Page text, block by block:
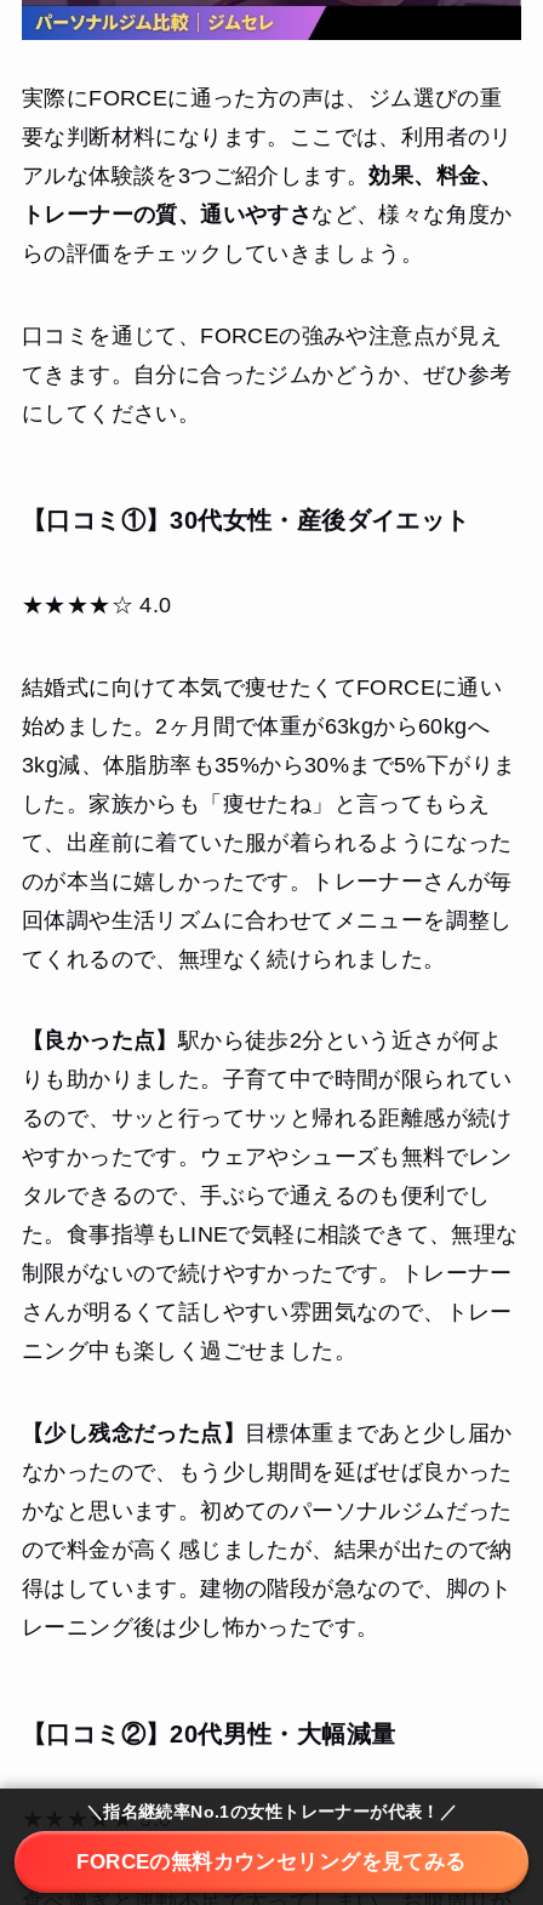
実際にFORCEに通った方の声は、ジム選びの重
要な判断材料になります。ここでは、利用者のリ
アルな体験談を3つご紹介します。効果、料金、
トレーナーの質、通いやすさ など、様々な角度か
らの評価をチェックしていきましょう。
口コミを通じて、FORCEの強みや注意点が見え
てきます。自分に合ったジムかどうか、ぜひ参考
にしてください。
【口コミ①】30代女性・産後ダイエット
★★★★☆ 4.0
結婚式に向けて本気で痩せたくてFORCEに通い
始めました。2ヶ月間で体重が63kgから60kgへ
3kg減、体脂肪率も35%から30%まで5%下がりま
した。家族からも「痩せたね」と言ってもらえ
て、出産前に着ていた服が着られるようになった
のが本当に嬉しかったです。トレーナーさんが毎
回体調や生活リズムに合わせてメニューを調整し
てくれるので、無理なく続けられました。
【良かった点】駅から徒歩2分という近さが何よ
りも助かりました。子育て中で時間が限られてい
るので、サッと行ってサッと帰れる距離感が続け
やすかったです。ウェアやシューズも無料でレン
タルできるので、手ぶらで通えるのも便利でし
た。食事指導もLINEで気軽に相談できて、無理な
制限がないので続けやすかったです。トレーナー
さんが明るくて話しやすい雰囲気なので、トレー
ニング中も楽しく過ごせました。
【少し残念だった点】
目標体重まであと少し届か
なかったので、もう少し期間を延ばせば良かった
かなと思います。初めてのパーソナルジムだった
ので料金が高く感じましたが、結果が出たので納
得はしています。建物の階段が急なので、脚のト
レーニング後は少し怖かったです。
【口コミ②】20代男性・大幅減量
★★★★★ 5.0
＼指名継続率No.1の女性トレーナーが代表！／
FORCEの無料カウンセリングを見てみる